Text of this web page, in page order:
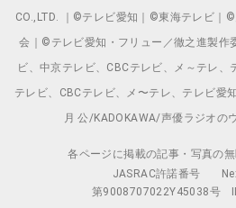
CO.,LTD. ｜©テレビ愛知｜©東海テレビ｜
会｜©テレビ愛知・フリュー／徹之進製作
ビ、中京テレビ、CBCテレビ、メ～テレ
テレビ、CBCテレビ、メ〜テレ、テレビ
月 公/KADOKAWA/声優ラジオの
各ページに掲載の記事・写真の無
JASRAC許諾番号
第9008707022Y45038号